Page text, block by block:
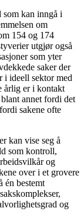
kan inngå i
om
154 og 174
utgjør også
som yter
saker der
i ideell sektor med
årlig er i kontakt
annet fordi det
sakene ofte
kan vise seg å
som kontroll,
og
over i et grovere
én bestemt
og